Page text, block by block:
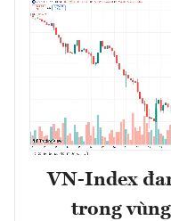
VN-Index
trong